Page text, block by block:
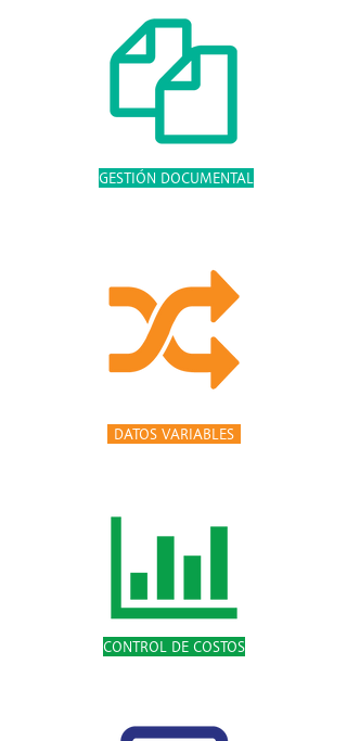
GESTIÓN DOCUMENTAL
DATOS VARIABLES
CONTROL DE COSTOS